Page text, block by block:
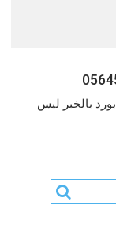
بالخبر ليس